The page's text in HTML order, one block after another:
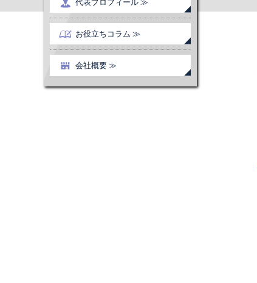
代表プロフィール ≫
お役立ちコラム ≫
会社概要 ≫